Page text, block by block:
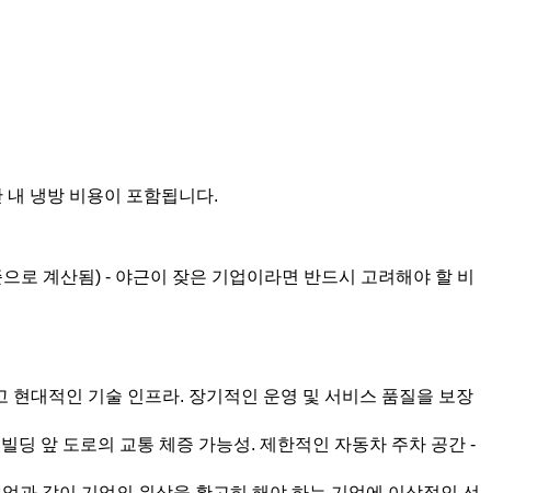
냉방 비용이 포함됩니다.
로 계산됨) - 야근이 잦은 기업이라면 반드시 고려해야 할 비
대적인 기술 인프라. 장기적인 운영 및 서비스 품질을 보장
딩 앞 도로의 교통 체증 가능성. 제한적인 자동차 주차 공간 -